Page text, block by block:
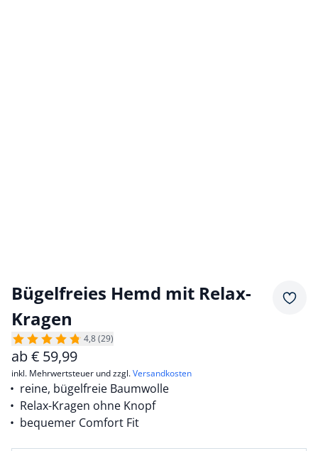
Bügelfreies Hemd mit Relax-
Kragen
4,8 (29)
ab€ 59,99
inkl. Mehrwertsteuer und zzgl.Versandkosten
reine, bügelfreie Baumwolle
Relax-Kragen ohne Knopf
bequemer Comfort Fit